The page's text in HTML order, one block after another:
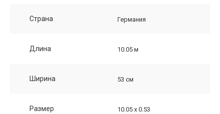
Страна Германия
Длина 10.05 м
Ширина 53 см
Размер 10.05 х 0.53